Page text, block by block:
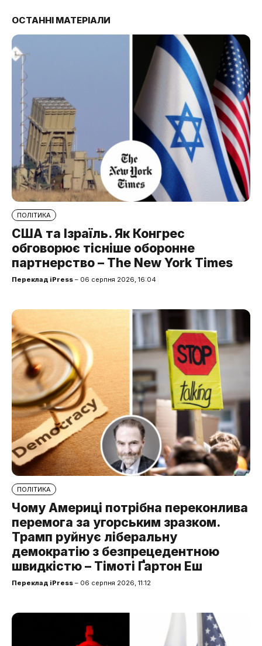
ОСТАННІ МАТЕРІАЛИ
ПОЛІТИКА
США та Ізраїль. Як Конгрес
обговорює тісніше оборонне
партнерство – The New York Times
Переклад iPress – 06 серпня 2026, 16:04
ПОЛІТИКА
Чому Америці потрібна переконлива
перемога за угорським зразком.
Трамп руйнує ліберальну
демократію з безпрецедентною
швидкістю – Тімоті Ґартон Еш
Переклад iPress – 06 серпня 2026, 11:12